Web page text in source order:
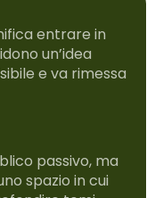
entrare in
un’idea
e va rimessa
passivo, ma
spazio in cui